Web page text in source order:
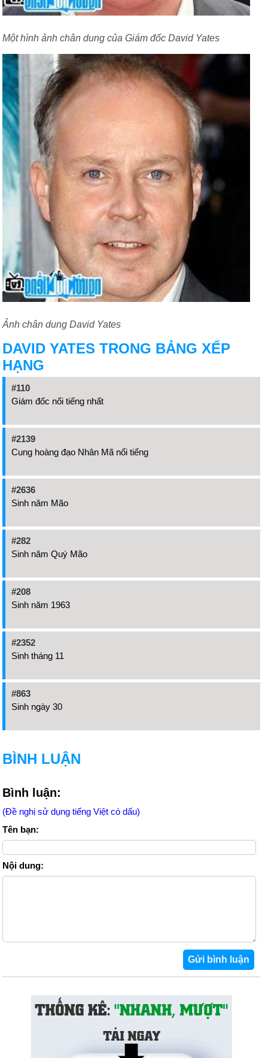
Một hình ảnh chân dung của Giám đốc David Yates
Ảnh chân dung David Yates
DAVID YATES TRONG BẢNG XẾP
HẠNG
#110
Giám đốc nổi tiếng nhất
#2139
Cung hoàng đạo Nhân Mã nổi tiếng
#2636
Sinh năm Mão
#282
Sinh năm Quý Mão
#208
Sinh năm 1963
#2352
Sinh tháng 11
#863
Sinh ngày 30
BÌNH LUẬN
Bình luận:
(Đề nghị sử dụng tiếng Việt có dấu)
Tên bạn:
Nội dung: